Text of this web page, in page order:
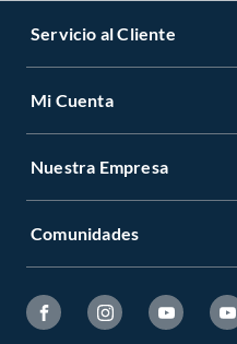
Servicio al Cliente
Mi Cuenta
Nuestra Empresa
Comunidades